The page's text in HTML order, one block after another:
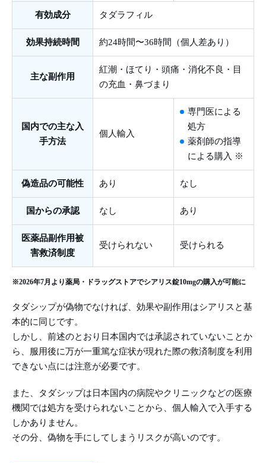
有効成分 タダラフィル
効果持続時間 約24時間〜36時間（個人差あり）
主な副作用
紅潮・ほてり・頭痛・消化不良・目
の充血・鼻づまり
国内での主な入
手方法
個人輸入
専門医による
処方
薬剤師の指導
による購入 ※
偽造品の可能性 あり なし
国からの承認 なし あり
医薬品副作用被
害救済制度
受けられない 受けられる
※2026年7月より薬局・ドラッグストアでシアリス錠10mgの購入が可能に
タダシップが偽物でなければ、効果や副作用はシアリスと基
本的に同じです。
しかし、前述のとおり日本国内では承認されていないことか
ら、服用後に万が一重篤な症状が現れた際の救済制度を利用
できない点には注意が必要です。
また、タダシップは日本国内の病院やクリニックなどの医療
機関では処方を受けられないことから、個人輸入で入手する
しかありません。
その分、偽物を手にしてしまうリスクが高いのです。